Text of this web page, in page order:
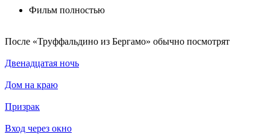
Фильм полностью
По­сле «Труффальдино из Бергамо» обыч­но по­смот­рят
Двенадцатая ночь
Дом на краю
Призрак
Вход через окно